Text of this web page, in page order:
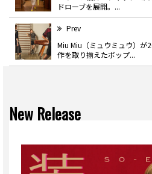
ドローブを展開。...
Prev
Miu Miu（ミュウミュウ）が
作を取り揃えたポップ...
New Release